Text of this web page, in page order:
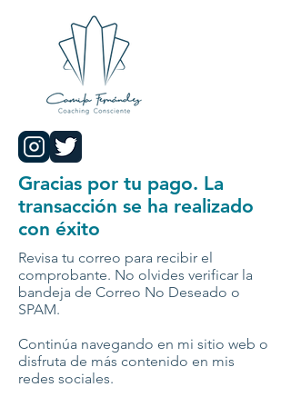
Gracias por tu pago. La
transacción se ha realizado
con éxito
Revisa tu correo para recibir el
comprobante. No olvides verificar la
bandeja de Correo No Deseado o
SPAM.
Continúa navegando en mi sitio web o
disfruta de más contenido en mis
redes sociales.